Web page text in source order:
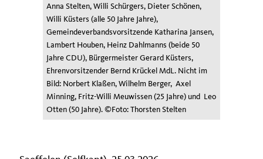
Anna Stelten, Willi Schürgers, Dieter Schönen,
Willi Küsters (alle 50 Jahre Jahre),
Gemeindeverbandsvorsitzende Katharina Jansen,
Lambert Houben, Heinz Dahlmanns (beide 50
Jahre CDU), Bürgermeister Gerard Küsters,
Ehrenvorsitzender Bernd Krückel MdL. Nicht im
Bild: Norbert Klaßen, Wilhelm Berger, Axel
Minning, Fritz-Willi Meuwissen (25 Jahre) und Leo
Otten (50 Jahre). ©Foto: Thorsten Stelten